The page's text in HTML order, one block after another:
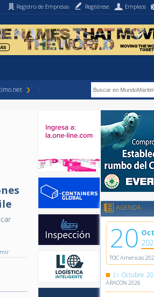
Registro de Empresas Regístrese Empleos
AGENDA
20
TOC Americas
21 Octubre
ARACON 2026